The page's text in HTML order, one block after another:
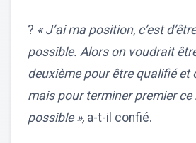
? « J’ai ma position, c’est
possible. Alors on voudrait
deuxième pour être qualifié et
mais pour terminer premier ce
possible », a-t-il confié.